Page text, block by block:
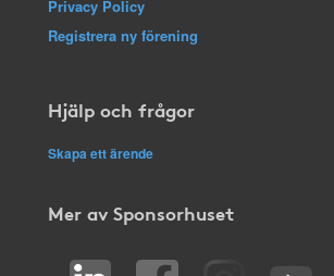
Privacy Policy
Registrera ny förening
Hjälp och frågor
Skapa ett ärende
Mer av Sponsorhuset